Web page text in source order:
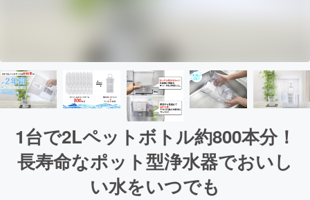
1台で2Lペットボトル約800本分！
長寿命なポット型浄水器でおいし
い水をいつでも